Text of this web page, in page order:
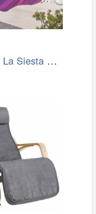
Houpací síť La Siesta ORQUIDEA - IN